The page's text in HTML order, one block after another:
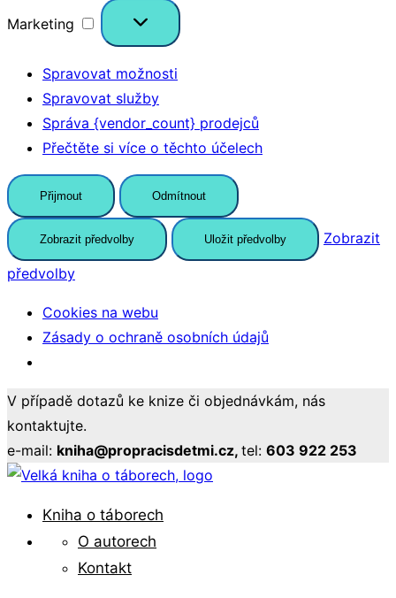
Marketing
Marketing
Spravovat možnosti
Spravovat služby
Správa {vendor_count} prodejců
Přečtěte si více o těchto účelech
Přijmout Odmítnout
Zobrazit předvolby Uložit předvolby
Zobrazit
předvolby
Cookies na webu
Zásady o ochraně osobních údajů
Přeskočit
na
obsah
V případě dotazů ke knize či objednávkám, nás
kontaktujte.
e-mail: kniha@propracisdetmi.cz, tel: 603 922 253
Velká kniha o táborech
Pro pracovníky s mládeží
Kniha o táborech
O autorech
Kontakt